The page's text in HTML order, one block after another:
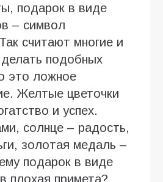
подарок в виде
– символ
считают многие и
подобных
это ложное
Желтые цветочки
и успех.
солнце – радость,
золотая медаль –
подарок в виде
плохая примета?